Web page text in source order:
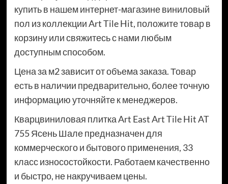
купить в нашем интернет-магазине виниловый
пол из коллекции Art Tile Hit, положите товар в
корзину или свяжитесь с нами любым
доступным способом.
Цена за м2 зависит от объема заказа. Товар
есть в наличии предварительно, более точную
информацию уточняйте к менеджеров.
Кварцвиниловая плитка Art East Art Tile Hit AT
755 Ясень Шале предназначен для
коммерческого и бытового применения, 33
класс износостойкости. Работаем качественно
и быстро, не накручиваем цены.